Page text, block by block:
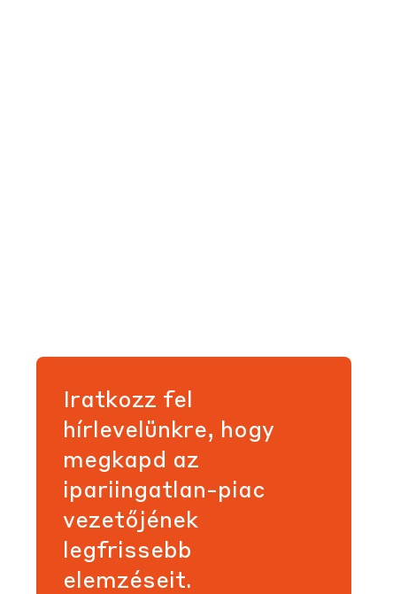
Iratkozz fel
hírlevelünkre, hogy
megkapd az
ipariingatlan-piac
vezetőjének
legfrissebb
elemzéseit.